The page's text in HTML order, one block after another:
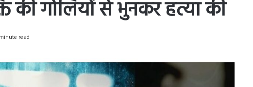
की गोलियों से भुनकर हत्या की
read